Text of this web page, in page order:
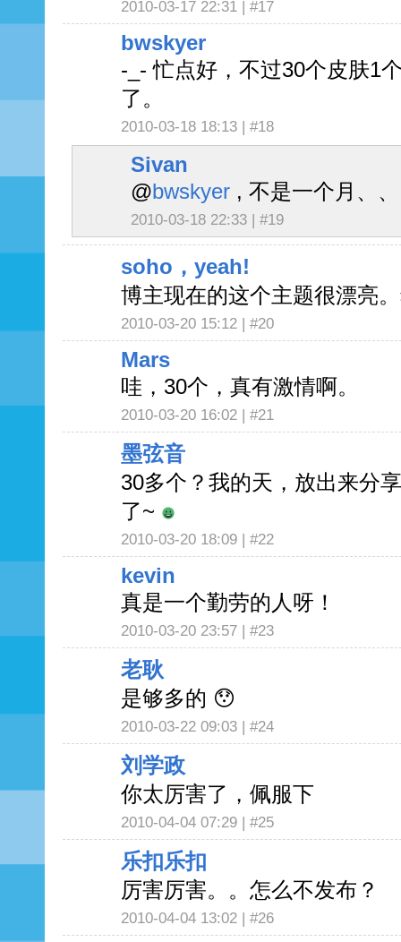
2010-03-17 22:31 | #17
bwskyer
-_- 忙点好，不过30个皮肤1
了。
2010-03-18 18:13 | #18
Sivan
@bwskyer , 不是一个月、、
2010-03-18 22:33 | #19
soho，yeah!
博主现在的这个主题很漂亮
2010-03-20 15:12 | #20
Mars
哇，30个，真有激情啊。
2010-03-20 16:02 | #21
墨弦音
30多个？我的天，放出来分
了~
2010-03-20 18:09 | #22
kevin
真是一个勤劳的人呀！
2010-03-20 23:57 | #23
老耿
是够多的 😯
2010-03-22 09:03 | #24
刘学政
你太厉害了，佩服下
2010-04-04 07:29 | #25
乐扣乐扣
厉害厉害。。怎么不发布？
2010-04-04 13:02 | #26